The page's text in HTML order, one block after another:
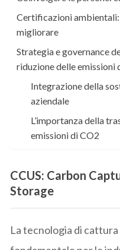
Certificazioni
migliorare
Strategia e governance
riduzione delle emissioni
Integrazione della
aziendale
L’importanza della
emissioni di CO2
CCUS: Carbon
Storage
La tecnologia di